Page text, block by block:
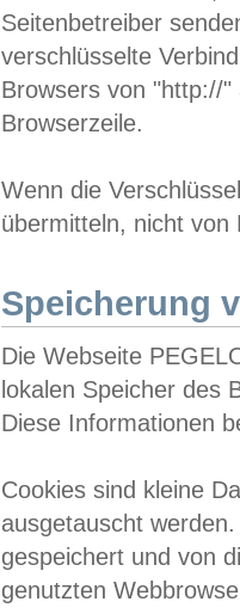
Seitenbetreiber
verschlüsselte
Browsers von "http://
Browserzeile.
Wenn die
übermitteln, nicht von
Speicherung
Die Webseite
lokalen Speicher des
Diese Informationen
Cookies sind kleine
ausgetauscht
gespeichert und von
genutzten